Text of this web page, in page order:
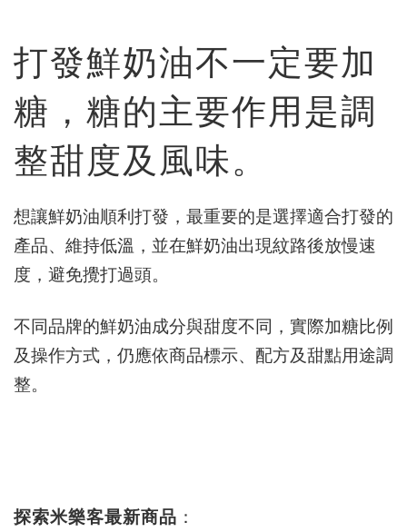
打發鮮奶油不一定要加
糖，糖的主要作用是調
整甜度及風味。
想讓鮮奶油順利打發，最重要的是選擇適合打發的
產品、維持低溫，並在鮮奶油出現紋路後放慢速
度，避免攪打過頭。
不同品牌的鮮奶油成分與甜度不同，實際加糖比例
及操作方式，仍應依商品標示、配方及甜點用途調
整。
探索米樂客最新商品 ：